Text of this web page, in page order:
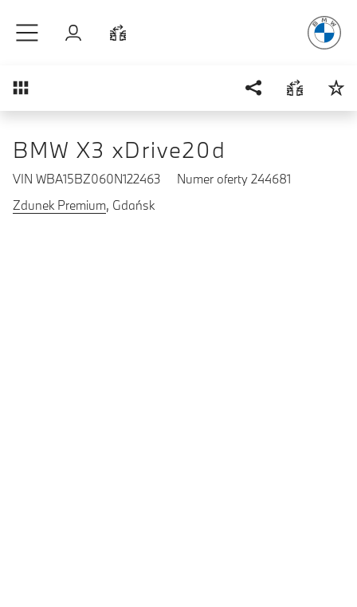
Zaloguj się
Przegląd
BMW X3 xDrive20d
VIN WBA15BZ060N122463
Numer oferty 244681
Zdunek Premium, Gdańsk